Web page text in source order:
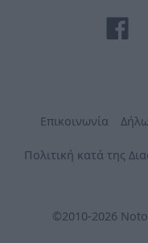
Επικοινωνία
Πολιτική κατά της
©2010-2026